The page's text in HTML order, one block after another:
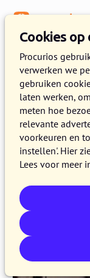
Cookies
Procurios
verwerken we
gebruiken
laten werken,
meten hoe
relevante
voorkeuren en
instellen'. Hier
Lees voor meer
WEBLOG